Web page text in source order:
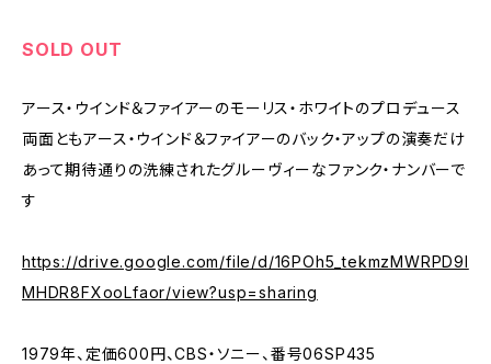
SOLD OUT
アース・ウインド＆ファイアーのモーリス・ホワイトのプロデュース
両面ともアース・ウインド＆ファイアーのバック・アップの演奏だけ
あって期待通りの洗練されたグルーヴィーなファンク・ナンバーで
す
https://drive.google.com/file/d/16POh5_tekmzMWRPD9I
MHDR8FXooLfaor/view?usp=sharing
1979年、定価600円、CBS・ソニー、番号06SP435